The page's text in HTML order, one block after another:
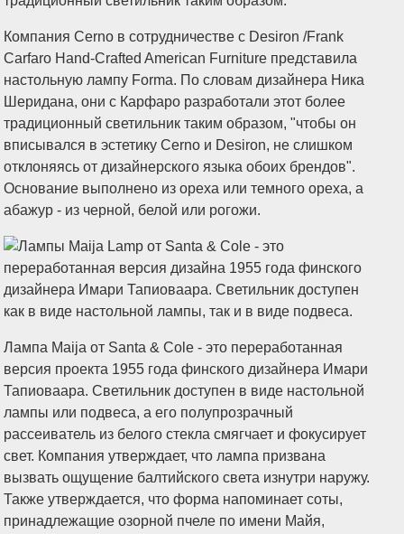
Компания Cerno в сотрудничестве с Desiron /Frank
Carfaro Hand-Crafted American Furniture представила
настольную лампу Forma. По словам дизайнера Ника
Шеридана, они с Карфаро разработали этот более
традиционный светильник таким образом, "чтобы он
вписывался в эстетику Cerno и Desiron, не слишком
отклоняясь от дизайнерского языка обоих брендов".
Основание выполнено из ореха или темного ореха, а
абажур - из черной, белой или рогожи.
Лампа Maija от Santa & Cole - это переработанная
версия проекта 1955 года финского дизайнера Имари
Тапиоваара. Светильник доступен в виде настольной
лампы или подвеса, а его полупрозрачный
рассеиватель из белого стекла смягчает и фокусирует
свет. Компания утверждает, что лампа призвана
вызвать ощущение балтийского света изнутри наружу.
Также утверждается, что форма напоминает соты,
принадлежащие озорной пчеле по имени Майя,